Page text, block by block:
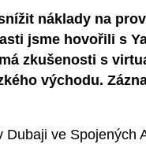
náklady na
jsme hovořili s
zkušenosti s
východu.
ve Spojených